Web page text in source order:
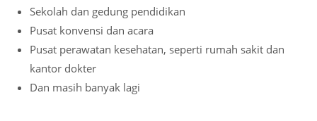
Sekolah dan gedung pendidikan
Pusat konvensi dan acara
Pusat perawatan kesehatan, seperti rumah sakit dan
kantor dokter
Dan masih banyak lagi